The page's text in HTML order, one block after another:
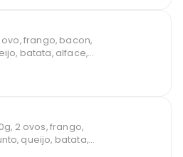
frango, bacon,
batata, alface,
2 ovos, frango,
queijo, batata,